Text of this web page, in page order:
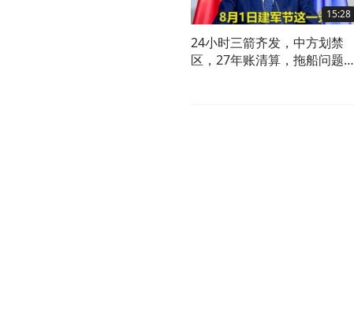
15:28
24小时三箭齐发，中方划禁
区，27年账清算，拖船问题公